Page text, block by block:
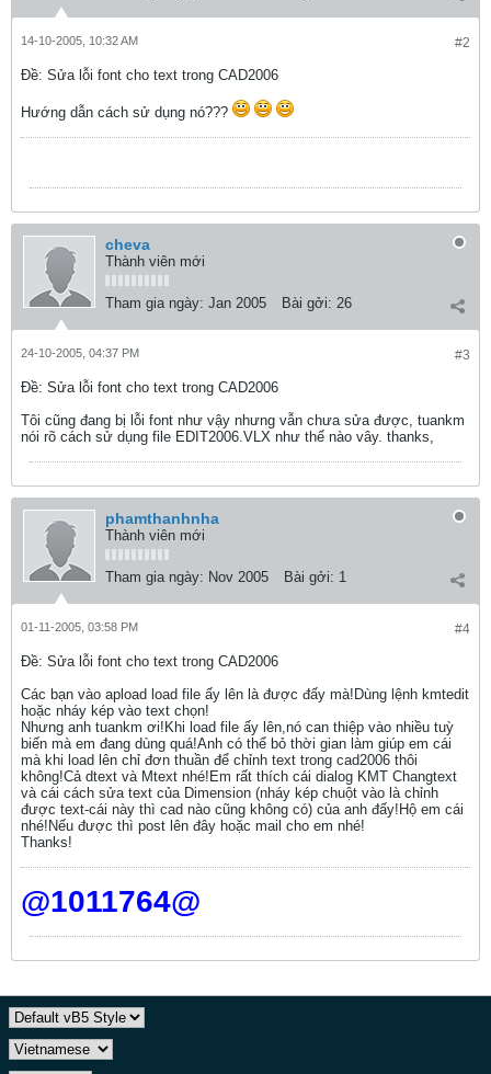
#2
14-10-2005, 10:32 AM
Ðề: Sửa lỗi font cho text trong CAD2006
Hướng dẫn cách sử dụng nó???
cheva
Thành viên mới
Tham gia ngày: Jan 2005 Bài gởi: 26
#3
24-10-2005, 04:37 PM
Ðề: Sửa lỗi font cho text trong CAD2006
Tôi cũng đang bị lỗi font như vậy nhưng vẫn chưa sửa được, tuankm
nói rõ cách sử dụng file EDIT2006.VLX như thế nào vây. thanks,
phamthanhnha
Thành viên mới
Tham gia ngày: Nov 2005 Bài gởi: 1
#4
01-11-2005, 03:58 PM
Ðề: Sửa lỗi font cho text trong CAD2006
Các bạn vào apload load file ấy lên là được đấy mà!Dùng lệnh kmtedit
hoặc nháy kép vào text chọn!
Nhưng anh tuankm ơi!Khi load file ấy lên,nó can thiệp vào nhiều tuỳ
biến mà em đang dùng quá!Anh có thể bỏ thời gian làm giúp em cái
mà khi load lên chỉ đơn thuần để chỉnh text trong cad2006 thôi
không!Cả dtext và Mtext nhé!Em rất thích cái dialog KMT Changtext
và cái cách sửa text của Dimension (nháy kép chuột vào là chỉnh
được text-cái này thì cad nào cũng không có) của anh đấy!Hộ em cái
nhé!Nếu được thì post lên đây hoặc mail cho em nhé!
Thanks!
@1011764@